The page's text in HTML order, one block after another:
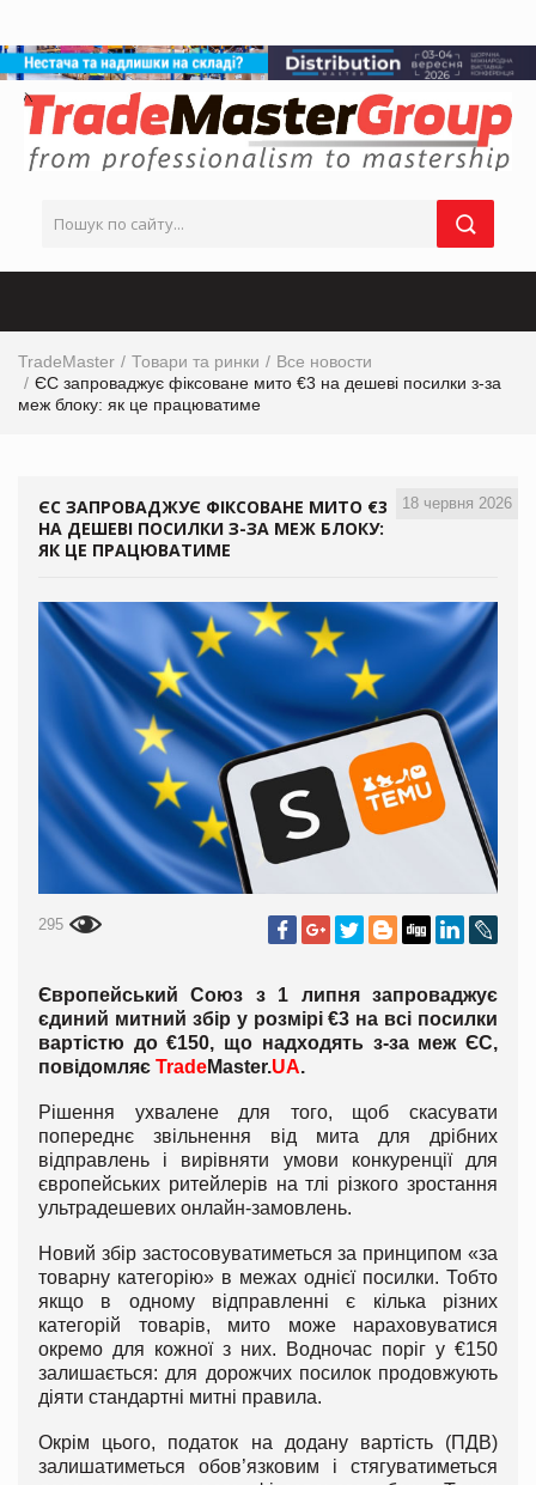
TradeMaster Товари та ринки
Все новости
ЄС запроваджує фіксоване мито €3 на дешеві посилки з-за
меж блоку: як це працюватиме
18 червня 2026
ЄС ЗАПРОВАДЖУЄ ФІКСОВАНЕ МИТО €3
НА ДЕШЕВІ ПОСИЛКИ З-ЗА МЕЖ БЛОКУ:
ЯК ЦЕ ПРАЦЮВАТИМЕ
295
Європейський Союз з 1 липня запроваджує
єдиний митний збір у розмірі €3 на всі посилки
вартістю до €150, що надходять з-за меж ЄС,
повідомляє TradeMaster.UA.
Рішення ухвалене для того, щоб скасувати
попереднє звільнення від мита для дрібних
відправлень і вирівняти умови конкуренції для
європейських ритейлерів на тлі різкого зростання
ультрадешевих онлайн-замовлень.
Новий збір застосовуватиметься за принципом «за
товарну категорію» в межах однієї посилки. Тобто
якщо в одному відправленні є кілька різних
категорій товарів, мито може нараховуватися
окремо для кожної з них. Водночас поріг у €150
залишається: для дорожчих посилок продовжують
діяти стандартні митні правила.
Окрім цього, податок на додану вартість (ПДВ)
залишатиметься обов’язковим і стягуватиметься